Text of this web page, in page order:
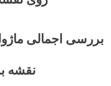
بررسی اجمالی
نقشه